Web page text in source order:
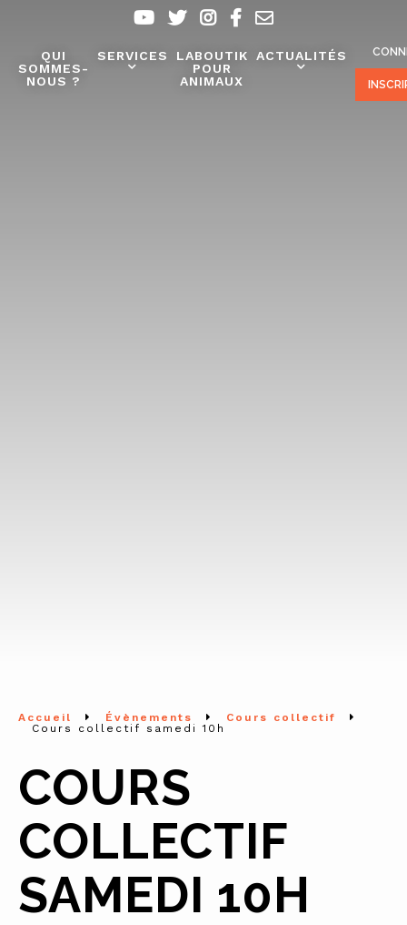
QUI
SOMMES-
NOUS ?
SERVICES
LABOUTIK
POUR
ANIMAUX
ACTUALITÉS
Accueil Évènements
Cours collectif
Cours collectif samedi 10h
COURS
COLLECTIF
SAMEDI 10H